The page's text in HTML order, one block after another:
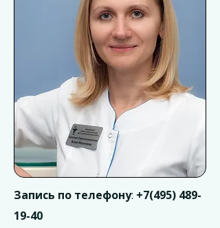
Запись по телефону: +7(495) 489-
19-40